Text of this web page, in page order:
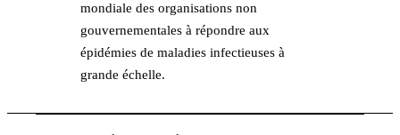
mondiale des organisations non
gouvernementales à répondre aux
épidémies de maladies infectieuses à
grande échelle.